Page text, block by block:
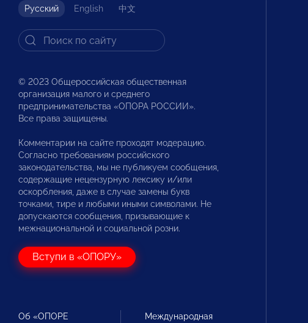
Русский English 中文
© 2023 Общероссийская общественная
организация малого и среднего
предпринимательства «ОПОРА РОССИИ».
Все права защищены.
Комментарии на сайте проходят модерацию.
Согласно требованиям российского
законодательства, мы не публикуем сообщения,
содержащие нецензурную лексику и/или
оскорбления, даже в случае замены букв
точками, тире и любыми иными символами. Не
допускаются сообщения, призывающие к
межнациональной и социальной розни.
Вступи в «ОПОРУ»
Об «ОПОРЕ
Международная